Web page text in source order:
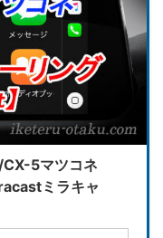
5マツコネ
ミラキャ